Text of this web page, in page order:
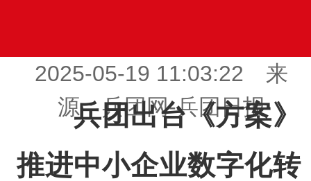
2025-05-19 11:03:22 来
源：兵团网-兵团日报
兵团出台《方案》
推进中小企业数字化转